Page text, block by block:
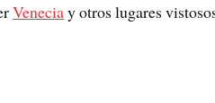
Veneciay otros lugares